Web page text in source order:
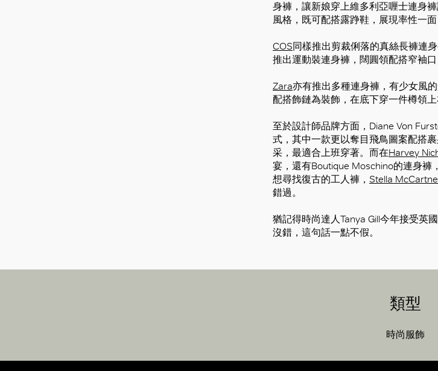
身褲，讓新娘穿上維多利亞喱士連身
風格，既可配搭露踭鞋，展現率性一
COS同樣推出剪裁俐落的真絲長褲連
推出運動裝連身褲，闊圓領配搭窄袖
Zara亦有推出多種連身褲，有少女風
配搭飾鏈為裝飾，在底下穿一件樽領上
至於設計師品牌方面，Diane Von
式，其中一款更以奪目飛鳥圖案配搭
采，最適合上班穿著。而在Harvey
宴，還有Boutique Moschino的連身褲
想尋找復古的工人褲， Stella
錯過。
猶記得時尚達人Tanya Gill今年接受英
沒錯，這句話一點不假。
類型
時尚服飾